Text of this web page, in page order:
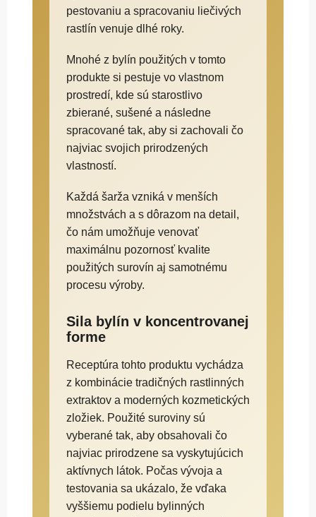
pestovaniu a spracovaniu liečivých
rastlín venuje dlhé roky.
Mnohé z bylín použitých v tomto
produkte si pestuje vo vlastnom
prostredí, kde sú starostlivo
zbierané, sušené a následne
spracované tak, aby si zachovali čo
najviac svojich prirodzených
vlastností.
Každá šarža vzniká v menších
množstvách a s dôrazom na detail,
čo nám umožňuje venovať
maximálnu pozornosť kvalite
použitých surovín aj samotnému
procesu výroby.
Sila bylín v koncentrovanej
forme
Receptúra tohto produktu vychádza
z kombinácie tradičných rastlinných
extraktov a moderných kozmetických
zložiek. Použité suroviny sú
vyberané tak, aby obsahovali čo
najviac prirodzene sa vyskytujúcich
aktívnych látok. Počas vývoja a
testovania sa ukázalo, že vďaka
vyššiemu podielu bylinných